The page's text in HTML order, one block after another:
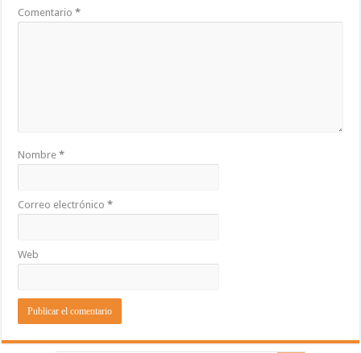
Comentario*
Nombre*
Correo electrónico*
Web